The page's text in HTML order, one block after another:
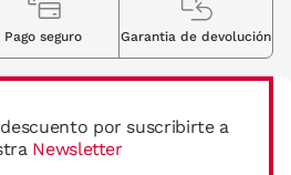
descuento por suscribirte a
Newsletter
Pago seguro Garantia de devolución